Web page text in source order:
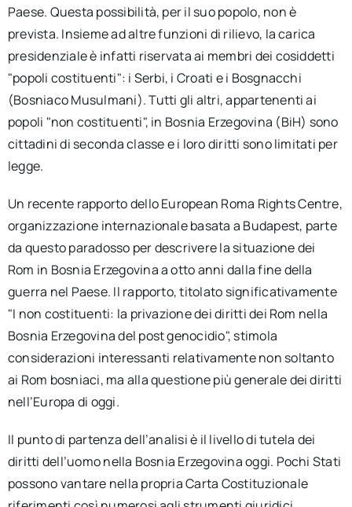
Paese. Questa possibilità, per il suo popolo, non è
prevista. Insieme ad altre funzioni di rilievo, la carica
presidenziale è infatti riservata ai membri dei cosiddetti
"popoli costituenti": i Serbi, i Croati e i Bosgnacchi
(Bosniaco Musulmani). Tutti gli altri, appartenenti ai
popoli "non costituenti", in Bosnia Erzegovina (BiH) sono
cittadini di seconda classe e i loro diritti sono limitati per
legge.
Un recente rapporto dello European Roma Rights Centre,
organizzazione internazionale basata a Budapest, parte
da questo paradosso per descrivere la situazione dei
Rom in Bosnia Erzegovina a otto anni dalla fine della
guerra nel Paese. Il rapporto, titolato significativamente
"I non costituenti: la privazione dei diritti dei Rom nella
Bosnia Erzegovina del post genocidio", stimola
considerazioni interessanti relativamente non soltanto
ai Rom bosniaci, ma alla questione più generale dei diritti
nell’Europa di oggi.
Il punto di partenza dell’analisi è il livello di tutela dei
diritti dell’uomo nella Bosnia Erzegovina oggi. Pochi Stati
possono vantare nella propria Carta Costituzionale